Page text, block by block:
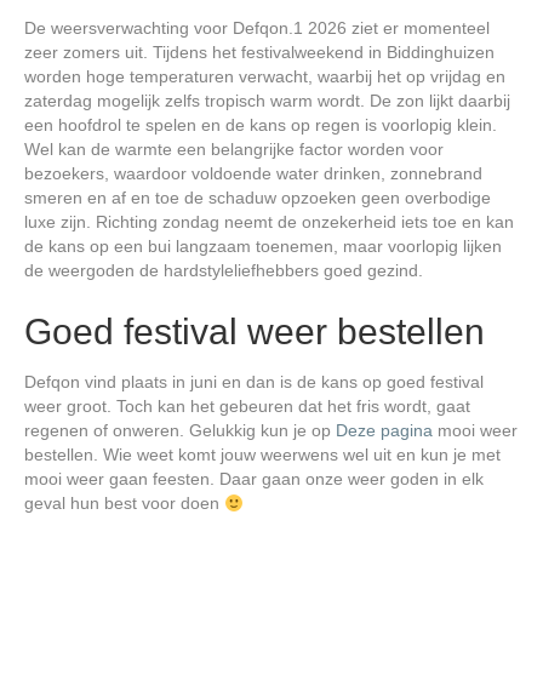
De weersverwachting voor Defqon.1 2026 ziet er momenteel
zeer zomers uit. Tijdens het festivalweekend in Biddinghuizen
worden hoge temperaturen verwacht, waarbij het op vrijdag en
zaterdag mogelijk zelfs tropisch warm wordt. De zon lijkt daarbij
een hoofdrol te spelen en de kans op regen is voorlopig klein.
Wel kan de warmte een belangrijke factor worden voor
bezoekers, waardoor voldoende water drinken, zonnebrand
smeren en af en toe de schaduw opzoeken geen overbodige
luxe zijn. Richting zondag neemt de onzekerheid iets toe en kan
de kans op een bui langzaam toenemen, maar voorlopig lijken
de weergoden de hardstyleliefhebbers goed gezind.
Goed festival weer bestellen
Defqon vind plaats in juni en dan is de kans op goed festival
weer groot. Toch kan het gebeuren dat het fris wordt, gaat
regenen of onweren. Gelukkig kun je op Deze pagina mooi weer
bestellen. Wie weet komt jouw weerwens wel uit en kun je met
mooi weer gaan feesten. Daar gaan onze weer goden in elk
geval hun best voor doen